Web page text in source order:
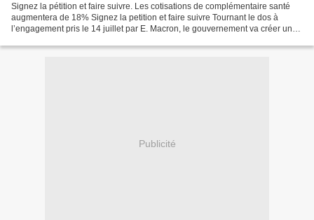
Signez la pétition et faire suivre. Les cotisations de complémentaire santé
augmentera de 18% Signez la petition et faire suivre Tournant le dos à
l’engagement pris le 14 juillet par E. Macron, le gouvernement va créer un
Publicité